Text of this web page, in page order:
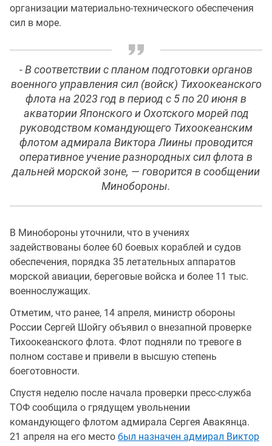
организации материально-технического обеспечения
сил в море.
- В соответствии с планом подготовки органов
военного управления сил (войск) Тихоокеанского
флота на 2023 год в период с 5 по 20 июня в
акватории Японского и Охотского морей под
руководством командующего Тихоокеанским
флотом адмирала Виктора Лиины проводится
оперативное учение разнородных сил флота в
дальней морской зоне, — говорится в сообщении
Минобороны.
В Минобороны уточнили, что в учениях
задействованы более 60 боевых кораблей и судов
обеспечения, порядка 35 летательных аппаратов
морской авиации, береговые войска и более 11 тыс.
военнослужащих.
Отметим, что ранее, 14 апреля, министр обороны
России Сергей Шойгу объявил о внезапной проверке
Тихоокеанского флота. Флот подняли по тревоге в
полном составе и привели в высшую степень
боеготовности.
Спустя неделю после начала проверки пресс-служба
ТОФ сообщила о грядущем увольнении
командующего флотом адмирала Сергея Авакянца.
21 апреля на его место был назначен адмирал Виктор